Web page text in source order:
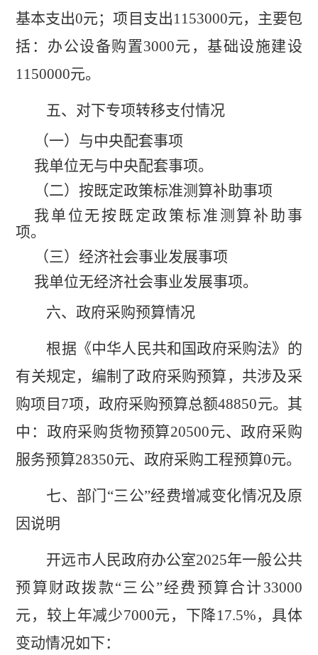
基本支出0元；项目支出1153000元，主要包
括：办公设备购置3000元，基础设施建设
1150000元。
五、对下专项转移支付情况
（一）与中央配套事项
我单位无与中央配套事项。
（二）按既定政策标准测算补助事项
我单位无按既定政策标准测算补助事
项。
（三）经济社会事业发展事项
我单位无经济社会事业发展事项。
六、政府采购预算情况
根据《中华人民共和国政府采购法》的
有关规定，编制了政府采购预算，共涉及采
购项目 7项， 政府采购预算总额48850元。 其
中：政府采购货物预算20500元、政府采购
服务预算28350元、政府采购工程预算0元。
七、部门 “三公”经费增减变化情况及原
因说明
开远市人民政府办公室2025年一般公共
预算财政拨款“三公”经费预算合计33000
元， 较 上年减少7000元，下降17.5%， 具体
变动情况如下：